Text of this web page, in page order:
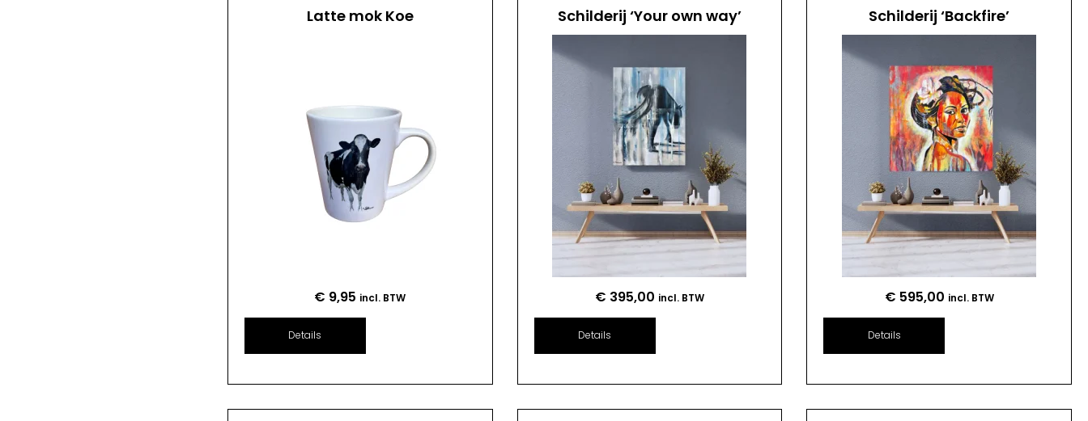
Latte mok Koe
€ 9,95 incl. BTW
Details
Schilderij ‘Your own way’
€ 395,00 incl. BTW
Details
Schilderij ‘Backfire’
€ 595,00 incl. BTW
Details